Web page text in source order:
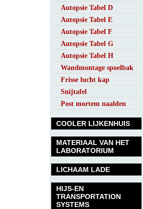
Autopsie Tabel D
Autopsie Tabel E
Autopsie Tabel F
Autopsie Tabel G
Autopsie Tabel H
Wandmontage spoelbak
Frisse lucht kap
Snijtafel
Post mortem naalden
COOLER LIJKENHUIS
MATERIAAL VAN HET
LABORATORIUM
LICHAAM LADE
HIJS-EN
TRANSPORTATION
SYSTEMS